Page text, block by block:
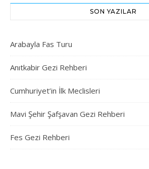
SON YAZILAR
Arabayla Fas Turu
Anıtkabir Gezi Rehberi
Cumhuriyet’in İlk Meclisleri
Mavi Şehir Şafşavan Gezi Rehberi
Fes Gezi Rehberi